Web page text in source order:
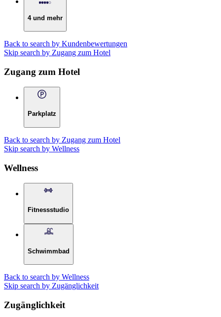
4 und mehr
Back to search by Kundenbewertungen
Skip search by Zugang zum Hotel
Zugang zum Hotel
Parkplatz
Back to search by Zugang zum Hotel
Skip search by Wellness
Wellness
Fitnessstudio
Schwimmbad
Back to search by Wellness
Skip search by Zugänglichkeit
Zugänglichkeit